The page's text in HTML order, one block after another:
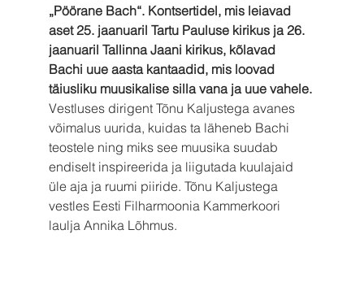
„Pöörane Bach“. Kontsertidel, mis leiavad
aset 25. jaanuaril Tartu Pauluse kirikus ja 26.
jaanuaril Tallinna Jaani kirikus, kõlavad
Bachi uue aasta kantaadid, mis loovad
täiusliku muusikalise silla vana ja uue vahele.
Vestluses dirigent Tõnu Kaljustega avanes
võimalus uurida, kuidas ta läheneb Bachi
teostele ning miks see muusika suudab
endiselt inspireerida ja liigutada kuulajaid
üle aja ja ruumi piiride. Tõnu Kaljustega
vestles Eesti Filharmoonia Kammerkoori
laulja Annika Lõhmus.